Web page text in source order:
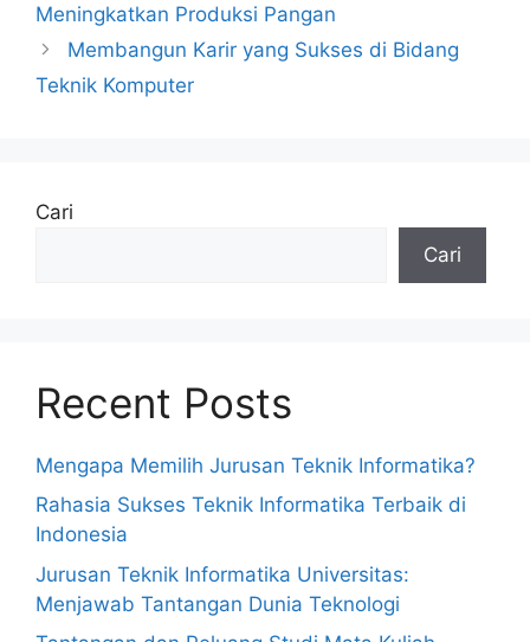
Meningkatkan Produksi Pangan
Membangun Karir yang Sukses di Bidang
Teknik Komputer
Cari
Cari
Recent Posts
Mengapa Memilih Jurusan Teknik Informatika?
Rahasia Sukses Teknik Informatika Terbaik di
Indonesia
Jurusan Teknik Informatika Universitas:
Menjawab Tantangan Dunia Teknologi